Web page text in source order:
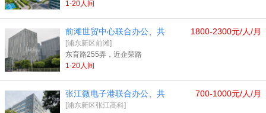
1-20人间
1800-2300元/人/月
前滩世贸中心联合办公、共
[浦东新区前滩]
东育路255弄，近企荣路
1-20人间
700-1000元/人/月
张江微电子港联合办公、共
[浦东新区张江高科]